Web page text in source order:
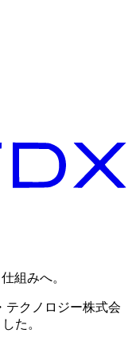
組みへ。
テクノロジー株式会
た。